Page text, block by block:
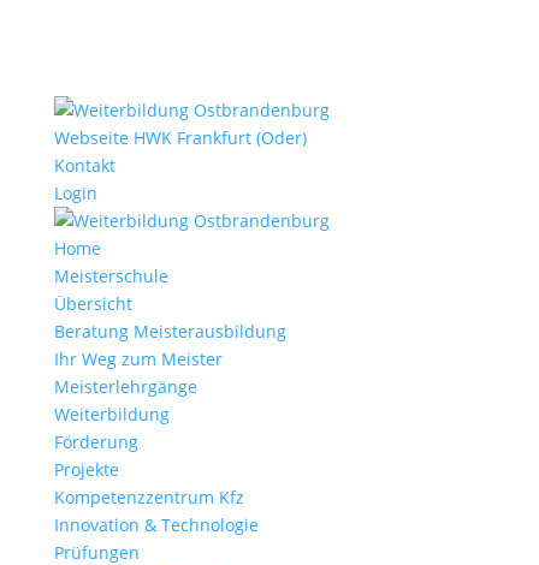
Webseite HWK Frankfurt (Oder)
Kontakt
Login
Home
Meisterschule
Übersicht
Beratung Meisterausbildung
Ihr Weg zum Meister
Meisterlehrgänge
Weiterbildung
Förderung
Projekte
Kompetenzzentrum Kfz
Innovation & Technologie
Prüfungen